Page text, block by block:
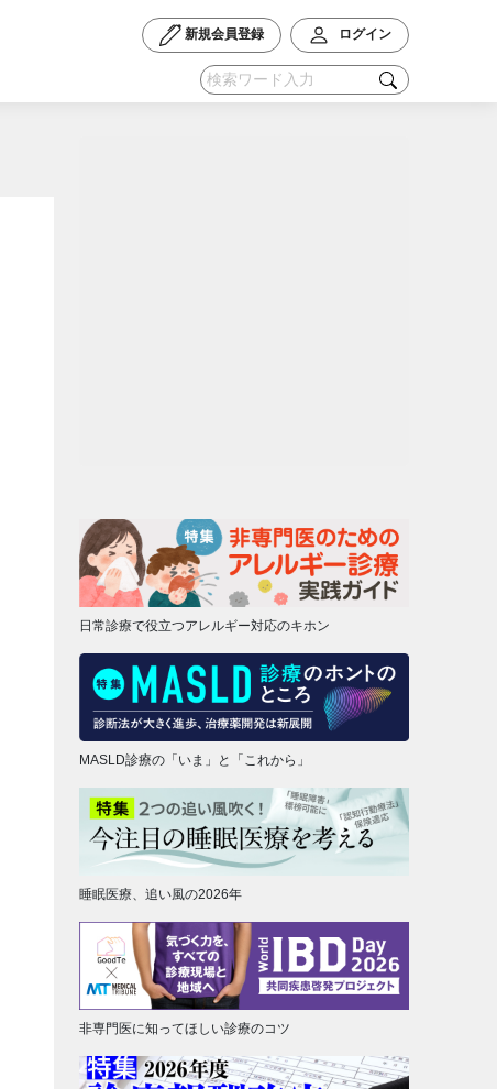
新規会員登録 ログイン
日常診療で役立つアレルギー対応のキホン
MASLD診療の「いま」と「これから」
睡眠医療、追い風の2026年
非専門医に知ってほしい診療のコツ